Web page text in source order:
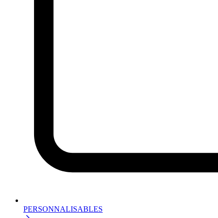
PERSONNALISABLES